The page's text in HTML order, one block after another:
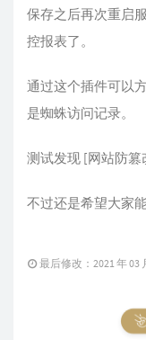
保存之后再次重启
控报表了。
通过这个插件可以
是蜘蛛访问记录。
测试发现 [网站防篡
不过还是希望大家
最后修改：2021 年 03